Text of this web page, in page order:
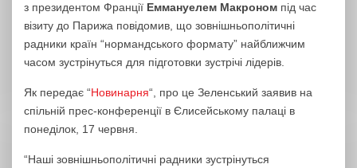
з президентом Франції Еммануелем Макроном під час
візиту до Парижа повідомив, що зовнішньополітичні
радники країн “нормандського формату” найближчим
часом зустрінуться для підготовки зустрічі лідерів.
Як передає “Новинарня“, про це Зеленський заявив на
спільній прес-конференції в Єлисейському палаці в
понеділок, 17 червня.
“Наші зовнішньополітичні радники зустрінуться